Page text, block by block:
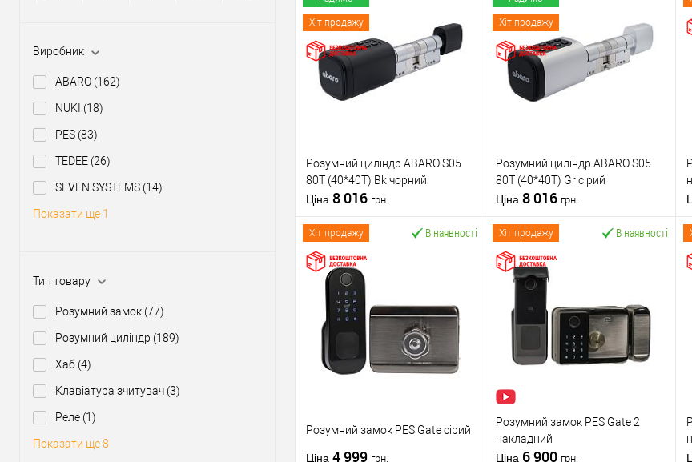
Виробник
ABARO (162)
NUKI (18)
PES (83)
TEDEE (26)
SEVEN SYSTEMS (14)
Показати ще 1
Тип товару
Розумний замок (77)
Розумний циліндр (189)
Хаб (4)
Клавіатура зчитувач (3)
Реле (1)
Показати ще 8
Хіт продажу
Розумний циліндр ABARO S05
80T (40*40T) Bk чорний
Ціна 8 016 грн.
Купити в 1 клік
До
порівняння
У обране
Країна виробник
Китай
Бездротовий
стандарт
Хіт продажу
Розумний циліндр ABARO S05
80T (40*40T) Gr сірий
Ціна 8 016 грн.
Купити в 1 клік
До
порівняння
У обране
Виробник
Тип товару
Країна виробник
Китай
Бездротовий
стандарт
Хіт продажу В наявності
Розумний замок PES Gate сірий
Ціна 4 999 грн.
Хіт продажу В наявності
Розумний замок PES Gate 2
накладний
Ціна 6 900 грн.